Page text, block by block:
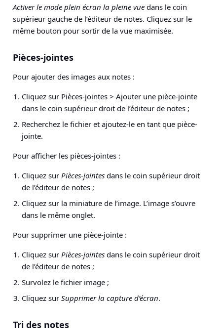
Activer le mode plein écran la pleine vue dans le coin
supérieur gauche de l’éditeur de notes. Cliquez sur le
même bouton pour sortir de la vue maximisée.
Pièces-jointes
Pour ajouter des images aux notes :
Cliquez sur Pièces-jointes > Ajouter une pièce-jointe
dans le coin supérieur droit de l’éditeur de notes ;
Recherchez le fichier et ajoutez-le en tant que pièce-
jointe.
Pour afficher les pièces-jointes :
Cliquez sur Pièces-jointes dans le coin supérieur droit
de l’éditeur de notes ;
Cliquez sur la miniature de l’image. L’image s’ouvre
dans le même onglet.
Pour supprimer une pièce-jointe :
Cliquez sur Pièces-jointes dans le coin supérieur droit
de l’éditeur de notes ;
Survolez le fichier image ;
Cliquez sur Supprimer la capture d’écran.
Tri des notes